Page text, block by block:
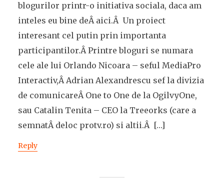
blogurilor printr-o initiativa sociala, daca am
inteles eu bine deÂ aici.Â Un proiect
interesant cel putin prin importanta
participantilor.Â Printre bloguri se numara
cele ale lui Orlando Nicoara – seful MediaPro
Interactiv,Â Adrian Alexandrescu sef la divizia
de comunicareÂ One to One de la OgilvyOne,
sau Catalin Tenita – CEO la Treeorks (care a
semnatÂ deloc protv.ro) si altii.Â […]
Reply